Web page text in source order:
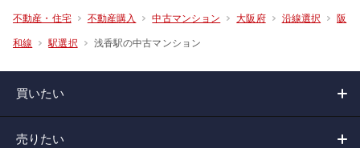
不動産・住宅 不動産購入 中古マンション 大阪府 沿線選択 阪
和線 駅選択 浅香駅の中古マンション
買いたい
売りたい